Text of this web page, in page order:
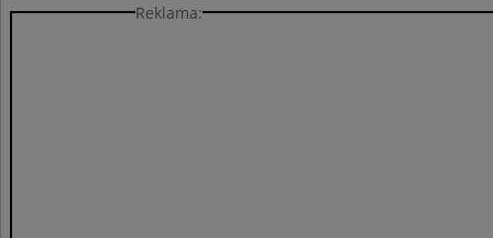
Reklama: